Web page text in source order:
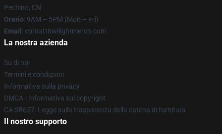
Pechino, CN
Orario: 9AM – 5PM (Mon – Fri)
Email : contattitwilightmerch.com
La nostra azienda
Su di noi
Termini e condizioni
Informativa sulla privacy
DMCA - Informativa sul copyright
CA SB657: Legge sulla trasparenza della catena di fornitura
Il nostro supporto